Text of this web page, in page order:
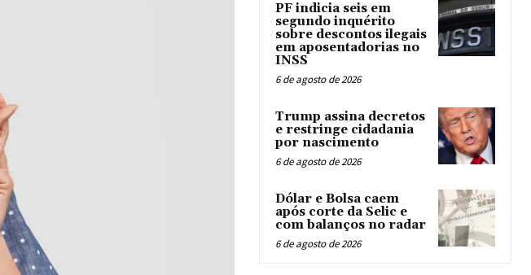
PF indicia seis em
segundo inquérito
sobre descontos ilegais
em aposentadorias no
INSS
6 de agosto de 2026
Trump assina decretos
e restringe cidadania
por nascimento
6 de agosto de 2026
Dólar e Bolsa caem
após corte da Selic e
com balanços no radar
6 de agosto de 2026